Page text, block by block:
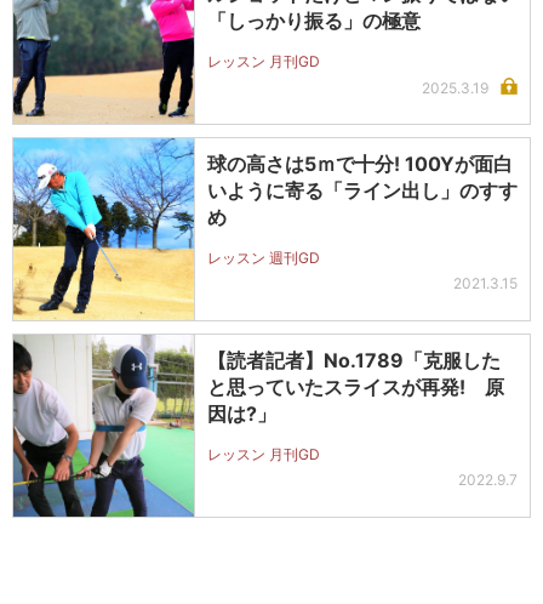
「しっかり振る」の極意
レッスン 月刊GD
2025.3.19
球の高さは5ｍで十分! 100Yが面白
いように寄る「ライン出し」のすす
め
レッスン 週刊GD
2021.3.15
【読者記者】No.1789「克服した
と思っていたスライスが再発! 原
因は?」
レッスン 月刊GD
2022.9.7